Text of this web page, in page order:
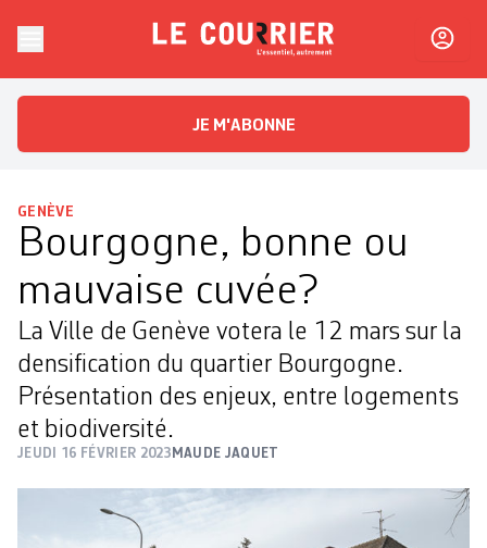
Le CourrierL'essentiel, autrement
JE M'ABONNE
GENÈVE
Bourgogne, bonne ou
mauvaise cuvée?
La Ville de Genève votera le 12 mars sur la
densification du quartier Bourgogne.
Présentation des enjeux, entre logements
et biodiversité.
JEUDI 16 FÉVRIER 2023 MAUDE JAQUET